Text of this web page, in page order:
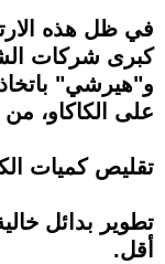
في ظل هذه
كبرى شركات
و"هيرشي"
على الكاكاو،
تقليص كميات
تطوير بدائل
أقل.